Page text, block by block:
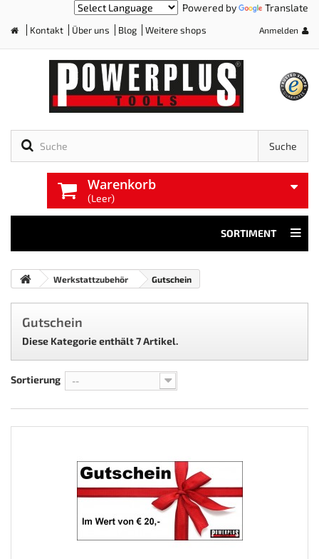
Powered by Translate
Kontakt Über uns Blog Weitere shops Anmelden
Suche
Warenkorb
(Leer)
SORTIMENT
Werkstattzubehör Gutschein
Gutschein
Diese Kategorie enthält 7 Artikel.
Sortierung --